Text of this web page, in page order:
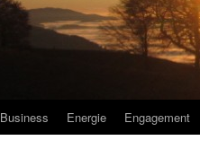
Business Energie Engagement